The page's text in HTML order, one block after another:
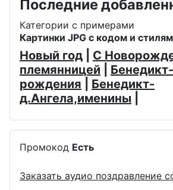
Последние
Категории с примерами
Картинки JPG с кодом и
Новый год
С
племянницей
рождения
Бенедикт-
д.Ангела,именины
Промокод Есть
Заказать аудио поздравление